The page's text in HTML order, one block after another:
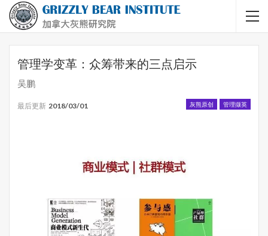
管理学变革：众筹带来的三点启示
吴鹏
灰熊原创 管理撷英
最后更新 2018/03/01